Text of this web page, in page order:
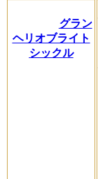
グラン
ヘリオブライト
シックル